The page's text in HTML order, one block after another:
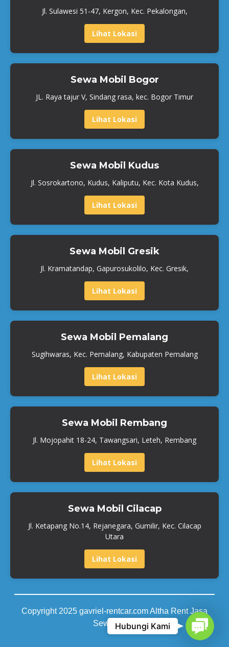
Jl. Sulawesi 51-47, Kergon, Kec. Pekalongan,
Lihat Lokasi
Sewa Mobil Bogor
JL. Raya tajur V, Sindang rasa, kec. Bogor Timur
Lihat Lokasi
Sewa Mobil Kudus
Jl. Sosrokartono, Kudus, Kaliputu, Kec. Kota Kudus,
Lihat Lokasi
Sewa Mobil Gresik
Jl. Kramatandap, Gapurosukolilo, Kec. Gresik,
Lihat Lokasi
Sewa Mobil Pemalang
Sugihwaras, Kec. Pemalang, Kabupaten Pemalang
Lihat Lokasi
Sewa Mobil Rembang
Jl. Mojopahit 18-24, Tawangsari, Leteh, Rembang
Lihat Lokasi
Sewa Mobil Cilacap
Jl. Ketapang No.14, Rejanegara, Gumilir, Kec. Cilacap
Utara
Lihat Lokasi
Copyright 2025 gavriel-rentcar.com Altha Rent Jasa
Sewa MobilHubungi Kami